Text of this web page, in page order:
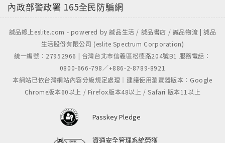
內政部警政署 165全民防騙網
誠品線上eslite.com - powered by 誠品生活 / 誠品書店 / 誠品物流 | 誠品
生活股份有限公司 (eslite Spectrum Corporation)
統一編號：27952966 | 台灣台北市信義區松德路204號B1 服務電話：
0800-666-798／+886-2-8789-8921
本網站已依台灣網站內容分級規定處理｜建議使用瀏覽器版本：Google
Chrome版本60以上 / Firefox版本48以上 / Safari 版本11以上
Passkey Pledge
資通安全管理系統榮獲